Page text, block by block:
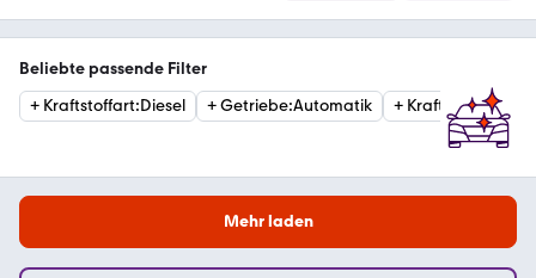
Beliebte passende Filter
+ Kraftstoffart:Diesel +Getriebe:Automatik + Kraftstoffart:
Mehr laden